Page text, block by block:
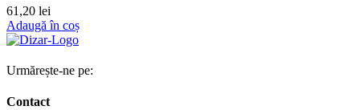
61,20 lei
Adaugă în coș
Urmărește-ne pe:
Contact